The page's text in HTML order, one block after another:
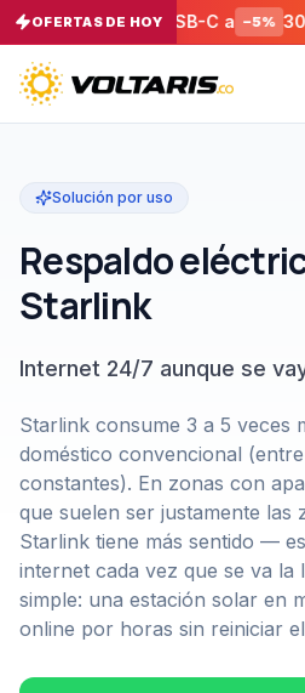
OFERTAS DE HOY
RAPID Pro USB-C a −5% 300W
Solución por uso
Respaldo
Starlink
Internet 24/7 aunque se
Starlink consume 3 a 5 veces
doméstico convencional
constantes). En zonas con
que suelen ser justamente las
Starlink tiene más sentido —
internet cada vez que se va la
simple: una estación solar en
online por horas sin reiniciar
Tu
Vacío
Tu
está
vacío
Agrega
al
todos
juntos.
productos